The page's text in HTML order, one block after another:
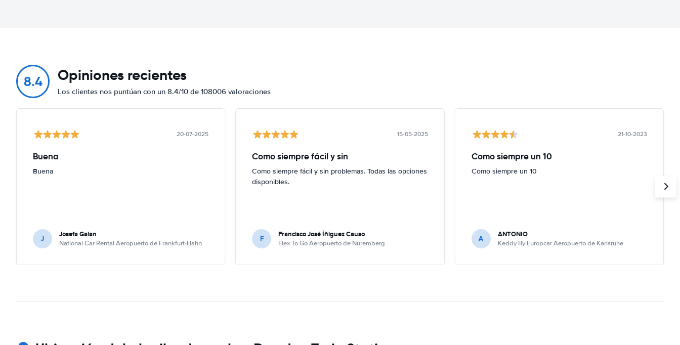
8.4 Opiniones recientes
Los clientes nos puntúan con un 8.4/10 de 108006 valoraciones
20-07-2025
Buena
Buena
J Josefa Galan
National Car Rental Aeropuerto de Frankfurt-Hahn
15-05-2025
Como siempre fácil y sin
Como siempre fácil y sin problemas. Todas las opciones
disponibles.
F Francisco José Íñiguez Causo
Flex To Go Aeropuerto de Nuremberg
21-10-2023
Como siempre un 10
Como siempre un 10
A ANTONIO
Keddy By Europcar Aeropuerto de Karlsruhe